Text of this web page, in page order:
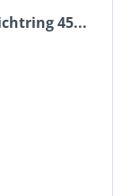
45...